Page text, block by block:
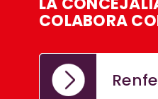
COLABORA
Renfe